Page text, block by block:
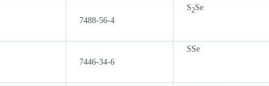
7488-56-4
S2Se
7446-34-6
SSe